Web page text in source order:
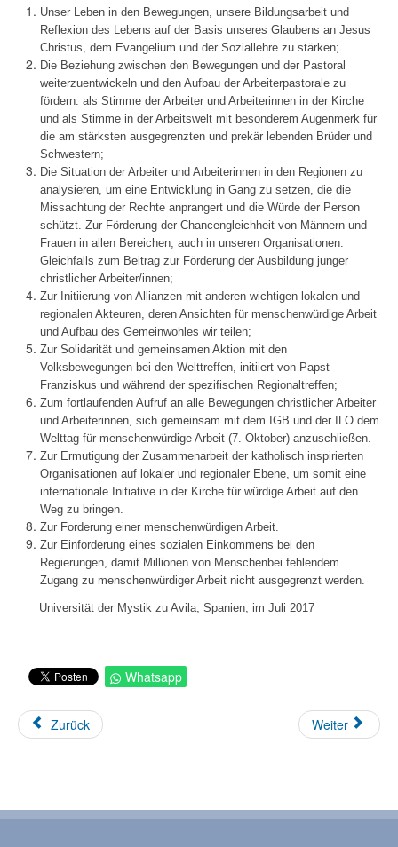
Unser Leben in den Bewegungen, unsere Bildungsarbeit und
Reflexion des Lebens auf der Basis unseres Glaubens an Jesus
Christus, dem Evangelium und der Soziallehre zu stärken;
Die Beziehung zwischen den Bewegungen und der Pastoral
weiterzuentwickeln und den Aufbau der Arbeiterpastorale zu
fördern: als Stimme der Arbeiter und Arbeiterinnen in der Kirche
und als Stimme in der Arbeitswelt mit besonderem Augenmerk für
die am stärksten ausgegrenzten und prekär lebenden Brüder und
Schwestern;
Die Situation der Arbeiter und Arbeiterinnen in den Regionen zu
analysieren, um eine Entwicklung in Gang zu setzen, die die
Missachtung der Rechte anprangert und die Würde der Person
schützt. Zur Förderung der Chancengleichheit von Männern und
Frauen in allen Bereichen, auch in unseren Organisationen.
Gleichfalls zum Beitrag zur Förderung der Ausbildung junger
christlicher Arbeiter/innen;
Zur Initiierung von Allianzen mit anderen wichtigen lokalen und
regionalen Akteuren, deren Ansichten für menschenwürdige Arbeit
und Aufbau des Gemeinwohles wir teilen;
Zur Solidarität und gemeinsamen Aktion mit den
Volksbewegungen bei den Welttreffen, initiiert von Papst
Franziskus und während der spezifischen Regionaltreffen;
Zum fortlaufenden Aufruf an alle Bewegungen christlicher Arbeiter
und Arbeiterinnen, sich gemeinsam mit dem IGB und der ILO dem
Welttag für menschenwürdige Arbeit (7. Oktober) anzuschließen.
Zur Ermutigung der Zusammenarbeit der katholisch inspirierten
Organisationen auf lokaler und regionaler Ebene, um somit eine
internationale Initiative in der Kirche für würdige Arbeit auf den
Weg zu bringen.
Zur Forderung einer menschenwürdigen Arbeit.
Zur Einforderung eines sozialen Einkommens bei den
Regierungen, damit Millionen von Menschenbei fehlendem
Zugang zu menschenwürdiger Arbeit nicht ausgegrenzt werden.
Universität der Mystik zu Avila, Spanien, im Juli 2017
Whatsapp
Zurück Weiter